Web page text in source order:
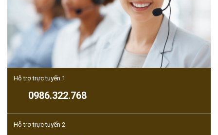
Hỗ trợ trực tuyến 1
0986.322.768
Hỗ trợ trực tuyến 2